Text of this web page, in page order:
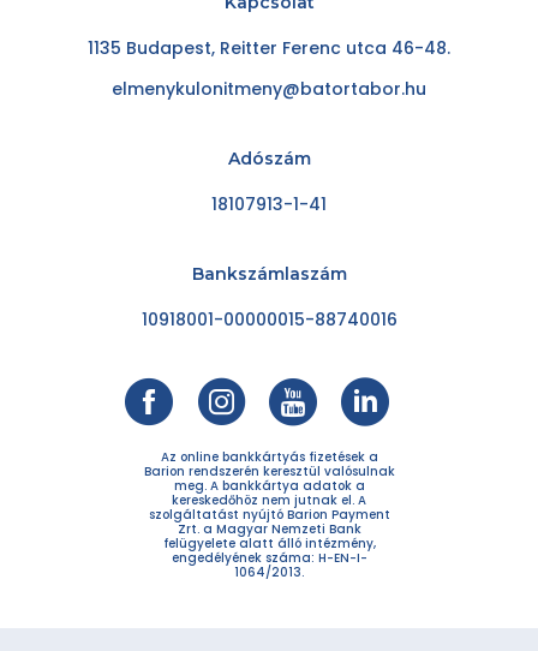
1135 Budapest, Reitter Ferenc utca 46-48.
elmenykulonitmeny@batortabor.hu
Adószám
18107913-1-41
Bankszámlaszám
10918001-00000015-88740016
Az online bankkártyás fizetések a
Barion rendszerén keresztül valósulnak
meg. A bankkártya adatok a
kereskedőhöz nem jutnak el. A
szolgáltatást nyújtó Barion Payment
Zrt. a Magyar Nemzeti Bank
felügyelete alatt álló intézmény,
engedélyének száma: H-EN-I-
1064/2013.